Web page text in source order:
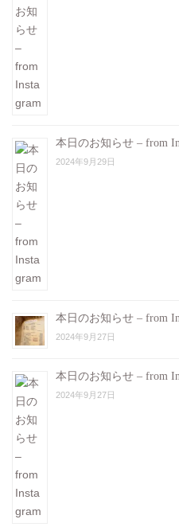
本日のお知らせ – from
2024年9月29日
本日のお知らせ – from
2024年9月27日
本日のお知らせ – from
2024年9月27日